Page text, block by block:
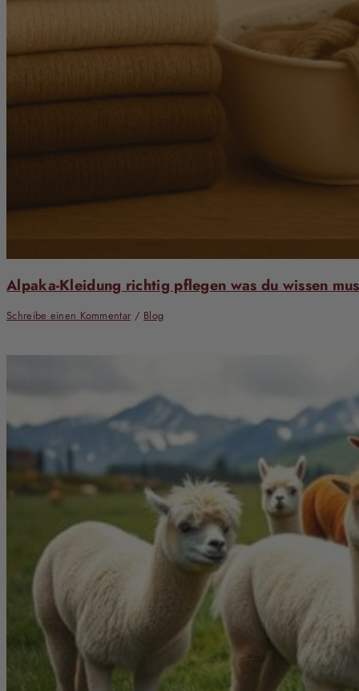
Alpaka-Kleidung richtig pflegen was du wissen
Schreibe einen Kommentar / Blog